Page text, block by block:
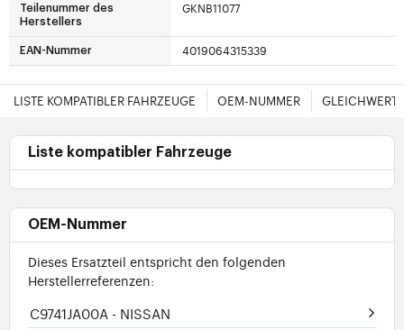
Teilenummer des
Herstellers
GKNB11077
EAN-Nummer 4019064315339
LISTE KOMPATIBLER FAHRZEUGE OEM-NUMMER
Liste kompatibler Fahrzeuge
OEM-Nummer
Dieses Ersatzteil entspricht den folgenden
Herstellerreferenzen:
C9741JA00A - NISSAN